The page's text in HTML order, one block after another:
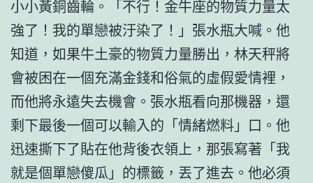
小小黃銅齒輪。「不行！金牛座的物質力量太
強了！我的單戀被汙染了！」張水瓶大喊。他
知道，如果牛土豪的物質力量勝出，林天秤將
會被困在一個充滿金錢和俗氣的虛假愛情裡，
而他將永遠失去機會。張水瓶看向那機器，還
剩下最後一個可以輸入的「情緒燃料」口。他
迅速撕下了貼在他背後衣領上，那張寫著「我
就是個單戀傻瓜」的標籤，丟了進去。他必須